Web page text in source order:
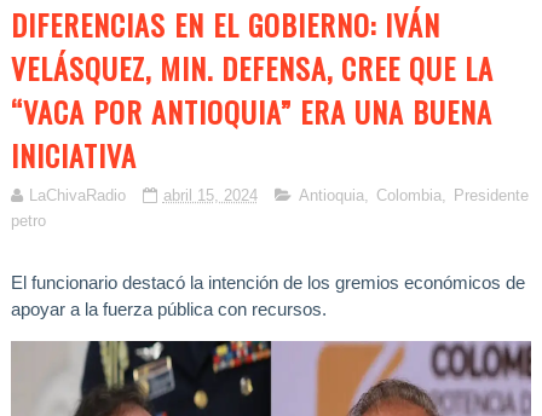
DIFERENCIAS EN EL GOBIERNO: IVÁN
VELÁSQUEZ, MIN. DEFENSA, CREE QUE LA
“VACA POR ANTIOQUIA” ERA UNA BUENA
INICIATIVA
LaChivaRadio abril 15, 2024 Antioquia Colombia
Presidente
petro
El funcionario destacó la intención de los gremios económicos de
apoyar a la fuerza pública con recursos.